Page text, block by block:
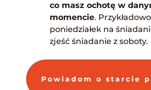
co masz ochotę w
momencie.
poniedziałek na
zjeść śniadanie z soboty.
Powiadom o starcie